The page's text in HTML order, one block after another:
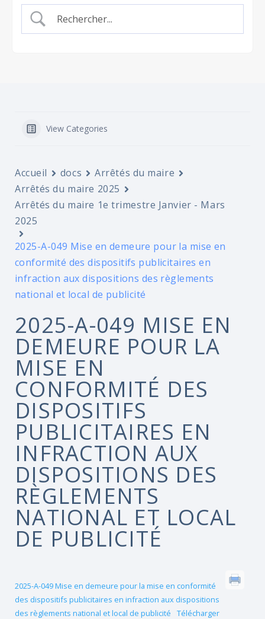
View Categories
Accueil docs
Arrêtés du maire
Arrêtés du maire 2025
Arrêtés du maire 1e trimestre Janvier - Mars
2025
2025-A-049 Mise en demeure pour la mise en
conformité des dispositifs publicitaires en
infraction aux dispositions des règlements
national et local de publicité
2025-A-049 MISE EN
DEMEURE POUR LA
MISE EN
CONFORMITÉ DES
DISPOSITIFS
PUBLICITAIRES EN
INFRACTION AUX
DISPOSITIONS DES
RÈGLEMENTS
NATIONAL ET LOCAL
DE PUBLICITÉ
2025-A-049 Mise en demeure pour la mise en conformité
des dispositifs publicitaires en infraction aux dispositions
des règlements national et local de publicité
Télécharger